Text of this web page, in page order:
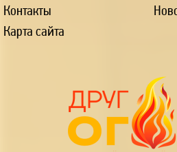
Контакты
Карта сайта